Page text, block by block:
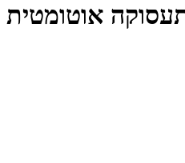
אוטומטית